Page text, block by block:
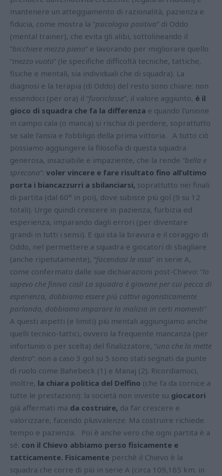
mantenere un atteggiamento di razionalità, pazienza e
fiducia, come mostra la “psicologia positiva” di Oddo
(mental trainer), che evita gli alibi, sottolineando il
“bicchiere mezzo pieno” e lavorando per migliorare quello
“mezzo vuoto” (le specifiche difficoltà tecniche, tattiche,
fisiche e mentali, sia individuali che di squadra). La
diagnosi e la terapia (di Oddo) del resto sono chiare: non
essendoci (per ora) il “fuoriclasse”, il valore aggiunto, è il
gioco di squadra che fa la differenza e quando l’unione
in campo cala (o manca) si rischia di perdere, soprattutto
se sale l’ansia e l’obbligo della prima vittoria.
A tutto ciò
possiamo aggiungere la filosofia di questa squadra
generosa, insaziabile e impaziente, che la rende “bella e
sprecona”: voler vincere e fare risultato fino all’ultimo
porta i biancazzurri a sbilanciarsi, soprattutto nei finali
di partita (dal 60° in poi), dove subisce più gol (9 su 12
totali). Urge quindi crescere in pazienza, furbizia ed
esperienza, imparando dagli errori (per diventare
grandi in tutti i sensi). E qui sta la bravura e il coraggio di
Oddo, nel permettere a squadra e giocatori di sbagliare
(anche ripetutamente), “facendosi le ossa” in serie A,
come confermato dalle sue dichiarazioni post-Chievo: “lo
sapevo che finiva così! La squadra è giovane per cui pecca di
esperienza, dobbiamo essere più cattivi agonisticamente
parlando, dobbiamo imparare la malizia in certi momenti"
A questi aspetti (e limiti) più mentali aggiungiamo anche
quelli tecnico-tattici, ovvero la frequente mancanza (per
infortunio o per scelta) del finalizzatore, “uno che la mette
dentro”: non a caso 3 gol su 5 sono stati segnati da punte
di ruolo come Bahebeck (1) e Manaj (2). Ricordiamoci,
inoltre, la chiara politica del Delfino (che fa da cornice a
tutte le prestazioni): la società non investe su giocatori
già affermati ma da costruire, da far crescere e
valorizzare, facendo plusvalenze. Ma costruire richiede
tempo e pazienza.
Poi è anche vero che ogni partita è a
sé: con il Chievo abbiamo perso fisicamente e
tatticamente. Fisicamente perchè il Chievo è la
squadra che corre di più in serie A (circa 109,165 km. in